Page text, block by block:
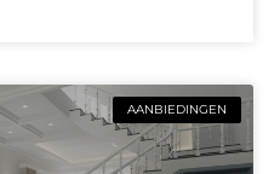
AANBIEDINGEN